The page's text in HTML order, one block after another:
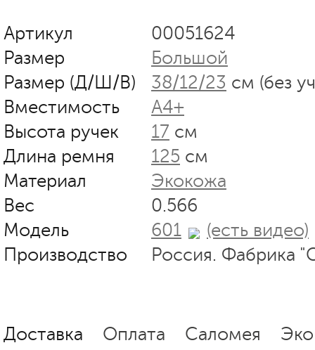
Артикул
00051624
Размер
Большой
Размер (Д/Ш/В)
38/12/23 см (без
Вместимость
А4+
Высота ручек
17 см
Длина ремня
125 см
Материал
Экокожа
Вес
0.566
Модель
601
(есть видео)
Производство
Россия. Фабрика
Доставка Оплата Саломея